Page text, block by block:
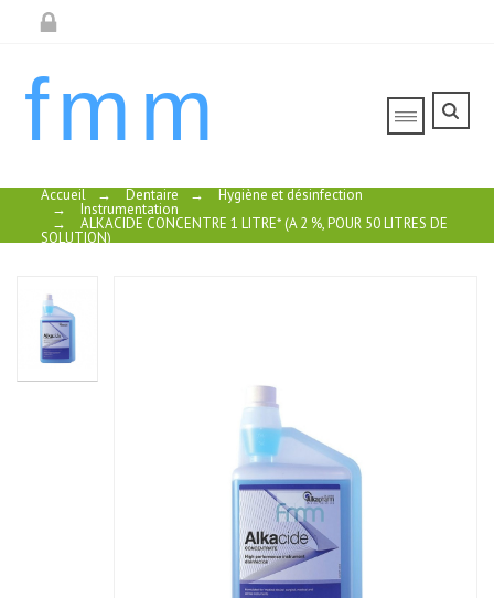
fmm
Accueil → Dentaire → Hygiène et désinfection
→ Instrumentation
→ ALKACIDE CONCENTRE 1 LITRE* (A 2 %, POUR 50 LITRES DE
SOLUTION)